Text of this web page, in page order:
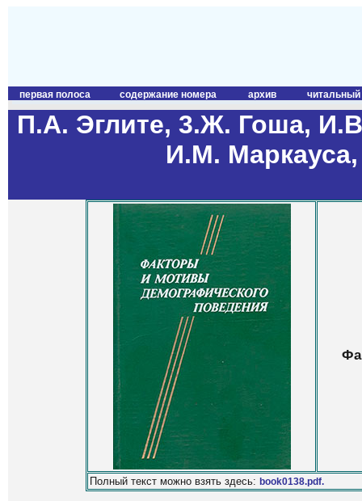
первая полоса содержание номера архив читальный
П.А. Эглите, 3.Ж. Гоша,
И.М.
Полный текст можно взять здесь: book0138.pdf.